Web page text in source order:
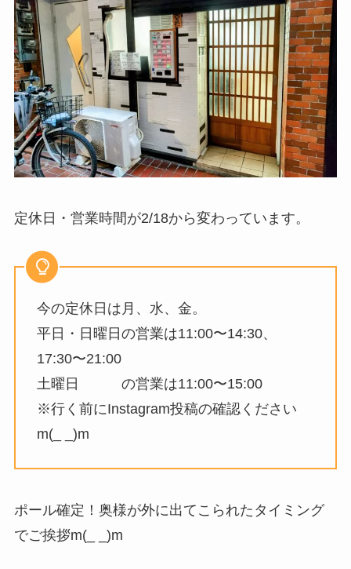
定休日・営業時間が2/18から変わっています。
今の定休日は月、水、金。
平日・日曜日の営業は11:00〜14:30、
17:30〜21:00
土曜日 の営業は11:00〜15:00
※行く前にInstagram投稿の確認ください
m(_ _)m
ポール確定！奥様が外に出てこられたタイミング
でご挨拶m(_ _)m